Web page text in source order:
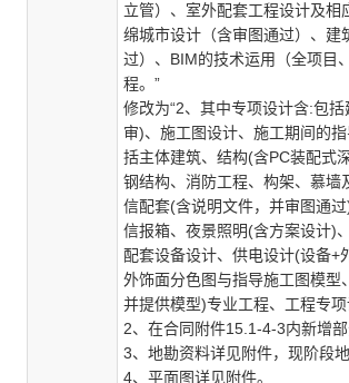
立管）、室外配套工程设计及
绵城市设计（含审图通过）、
过）、 BIM的技术运用（全项目
程。 ”
修改为“2、其中专项设计含:包括
审)、施工图设计、施工期间的
括主体建筑、结构(含PC装配式
钢结构、消防工程、构架、慕
信配套(含说明文件，并审图通过
信报箱、夜景照明(含方案设计)
配套设备设计、供电设计(设备+
外饰面分色图与指导施工图模
并提供模型)专业工程、工程专
2、 在合同附件15.1-4-3内新增
3、 地勘资料详见附件，现阶段
4、 平面图详见附件。